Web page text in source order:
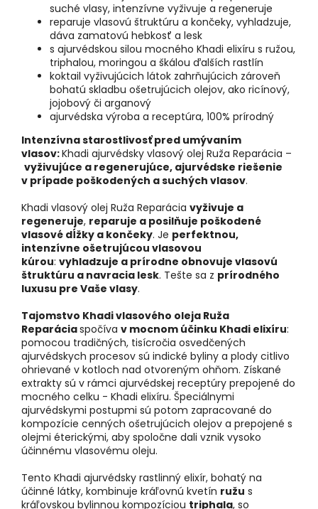
suché vlasy, intenzívne vyživuje a regeneruje
reparuje vlasovú štruktúru a končeky, vyhladzuje,
dáva zamatovú hebkosť a lesk
s ajurvédskou silou mocného Khadi elixíru s ružou,
triphalou, moringou a škálou ďalších rastlín
koktail vyživujúcich látok zahrňujúcich zároveň
bohatú skladbu ošetrujúcich olejov, ako ricínový,
jojobový či arganový
ajurvédska výroba a receptúra, 100% prírodný
Intenzívna starostlivosť pred umývaním
vlasov:Khadi ajurvédsky vlasový olej Ruža Reparácia –
vyživujúce a regenerujúce, ajurvédske riešenie
v prípade poškodených a suchých vlasov.
Khadi vlasový olej Ruža Reparácia vyživuje a
regeneruje, reparuje a posilňuje poškodené
vlasové dĺžky a končeky. Je perfektnou,
intenzívne ošetrujúcou vlasovou
kúrou: vyhladzuje a prírodne obnovuje vlasovú
štruktúru a navracia lesk. Tešte sa z prírodného
luxusu pre Vaše vlasy.
Tajomstvo Khadi vlasového oleja Ruža
Reparáciaspočíva v mocnom účinku Khadi elixíru:
pomocou tradičných, tisícročia osvedčených
ajurvédskych procesov sú indické byliny a plody citlivo
ohrievané v kotloch nad otvoreným ohňom. Získané
extrakty sú v rámci ajurvédskej receptúry prepojené do
mocného celku - Khadi elixíru. Špeciálnymi
ajurvédskymi postupmi sú potom zapracované do
kompozície cenných ošetrujúcich olejov a prepojené s
olejmi éterickými, aby spoločne dali vznik vysoko
účinnému vlasovému oleju.
Tento Khadi ajurvédsky rastlinný elixír, bohatý na
účinné látky, kombinuje kráľovnú kvetín ružu s
kráľovskou bylinnou kompozíciou triphala, so